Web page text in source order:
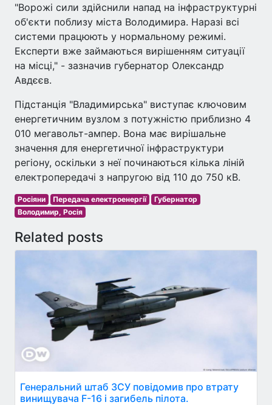
"Ворожі сили здійснили напад на інфраструктурні
об'єкти поблизу міста Володимира. Наразі всі
системи працюють у нормальному режимі.
Експерти вже займаються вирішенням ситуації
на місці," - зазначив губернатор Олександр
Авдєєв.
Підстанція "Владимирська" виступає ключовим
енергетичним вузлом з потужністю приблизно 4
010 мегавольт-ампер. Вона має вирішальне
значення для енергетичної інфраструктури
регіону, оскільки з неї починаються кілька ліній
електропередачі з напругою від 110 до 750 кВ.
Росіяни Передача електроенергії
Губернатор
Володимир, Росія
Related posts
Генеральний штаб ЗСУ повідомив про втрату
винищувача F-16 і загибель пілота.